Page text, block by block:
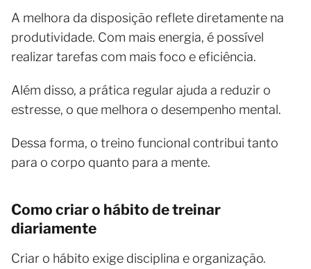
A melhora da disposição reflete diretamente na
produtividade. Com mais energia, é possível
realizar tarefas com mais foco e eficiência.
Além disso, a prática regular ajuda a reduzir o
estresse, o que melhora o desempenho mental.
Dessa forma, o treino funcional contribui tanto
para o corpo quanto para a mente.
Como criar o hábito de treinar
diariamente
Criar o hábito exige disciplina e organização.